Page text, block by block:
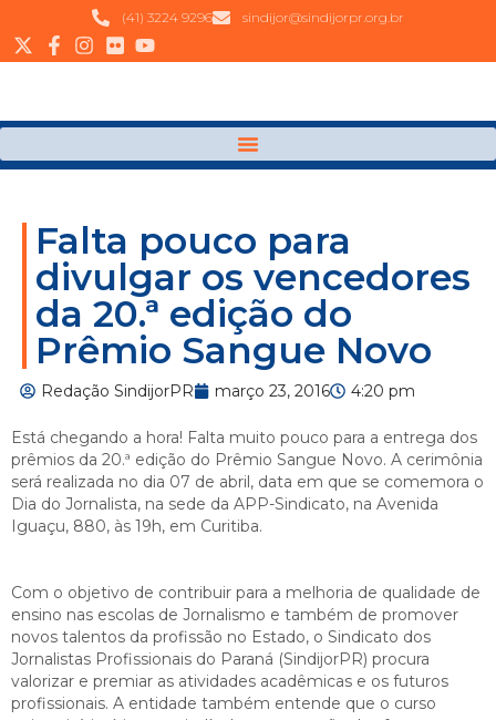
(41) 3224 9296 sindijor@sindijorpr.org.br
Falta pouco para
divulgar os vencedores
da 20.ª edição do
Prêmio Sangue Novo
Redação SindijorPR março 23, 2016 4:20 pm
Está chegando a hora! Falta muito pouco para a entrega dos
prêmios da 20.ª edição do Prêmio Sangue Novo. A cerimônia
será realizada no dia 07 de abril, data em que se comemora o
Dia do Jornalista, na sede da APP-Sindicato, na Avenida
Iguaçu, 880, às 19h, em Curitiba.
Com o objetivo de contribuir para a melhoria de qualidade de
ensino nas escolas de Jornalismo e também de promover
novos talentos da profissão no Estado, o Sindicato dos
Jornalistas Profissionais do Paraná (SindijorPR) procura
valorizar e premiar as atividades acadêmicas e os futuros
profissionais. A entidade também entende que o curso